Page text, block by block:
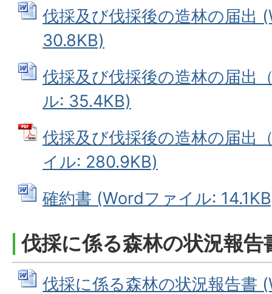
伐採及び伐採後の造林の届出
30.8KB)
伐採及び伐採後の造林の届出
ル: 35.4KB)
伐採及び伐採後の造林の届出
イル: 280.9KB)
確約書 (Wordファイル:
伐採に係る森林の状況報告
伐採に係る森林の状況報告書